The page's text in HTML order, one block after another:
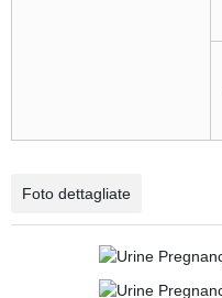
Foto dettagliate